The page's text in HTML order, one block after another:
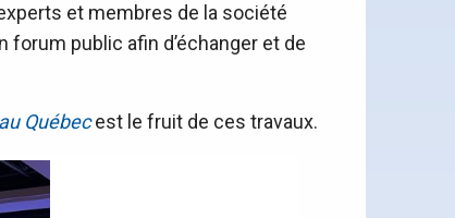
et membres de la société
public afin d’échanger et de
Québecest le fruit de ces travaux.